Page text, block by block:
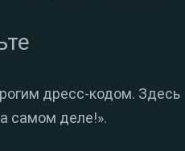
дресс-кодом. Здесь
самом деле!».